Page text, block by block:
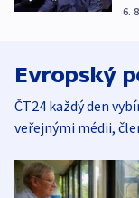
6.
Evropský
ČT24 každý den
veřejnými médii,